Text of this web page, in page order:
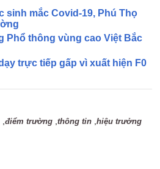
sinh mắc Covid-19, Phú Thọ
Phổ thông vùng cao Việt Bắc
trực tiếp gấp vì xuất hiện F0
,điểm trường ,thông tin ,hiệu trưởng